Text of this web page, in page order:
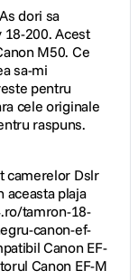
dori sa
200. Acest
M50. Ce
sa-mi
pentru
cele originale
raspuns.
camerelor Dslr
aceasta plaja
tamron-18-
canon-ef-
Canon EF-
Canon EF-M